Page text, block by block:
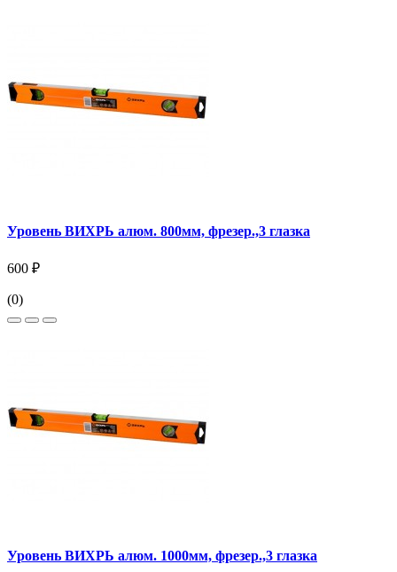
Уровень ВИХРЬ алюм. 800мм, фрезер.,3 глазка
600 ₽
(0)
Уровень ВИХРЬ алюм. 1000мм, фрезер.,3 глазка